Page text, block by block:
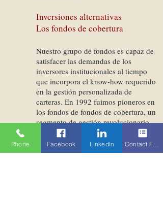
Inversiones alternativas
Los fondos de cobertura
Nuestro grupo de fondos es capaz de
satisfacer las demandas de los
inversores institucionales al tiempo
que incorpora el know-how requerido
en la gestión personalizada de
carteras. En 1992 fuimos pioneros en
los fondos de fondos de cobertura, un
segmento de gestión revolucionario.
Nuestros socios fueron los pioneros
de los Fondos de Hedge Funds. Desde
Phone Facebook LinkedIn Contact Form